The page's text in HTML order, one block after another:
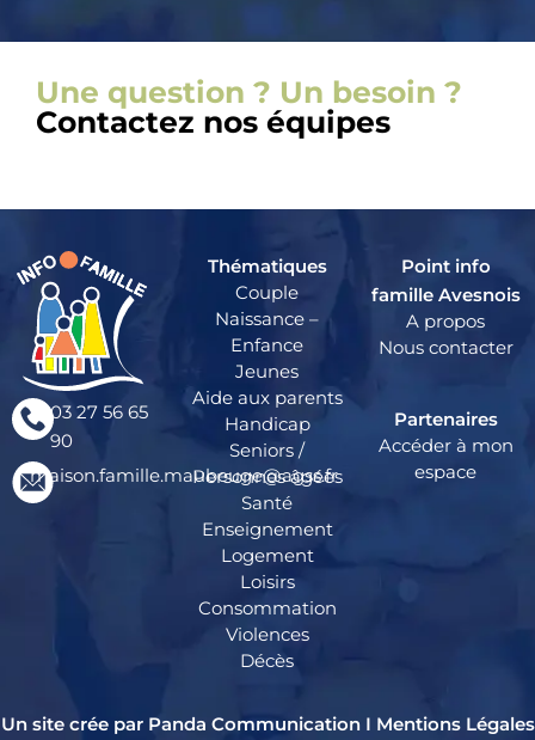
Une question ? Un besoin ?
Contactez nos équipes
03 27 56 65
90
maison.famille.maubeuge@agss.fr
Thématiques
Couple
Naissance –
Enfance
Jeunes
Aide aux parents
Handicap
Seniors /
Personnes âgées
Santé
Enseignement
Logement
Loisirs
Consommation
Violences
Décès
Point info
famille Avesnois
A propos
Nous contacter
Partenaires
Accéder à mon
espace
Un site crée par Panda Communication I Mentions Légales